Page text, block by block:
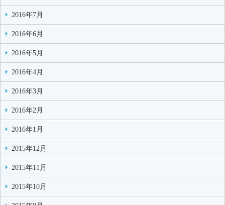
2016年7月
2016年6月
2016年5月
2016年4月
2016年3月
2016年2月
2016年1月
2015年12月
2015年11月
2015年10月